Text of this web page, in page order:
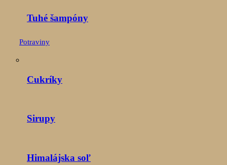
Tuhé šampóny
Potraviny
Cukríky
Sirupy
Himalájska soľ